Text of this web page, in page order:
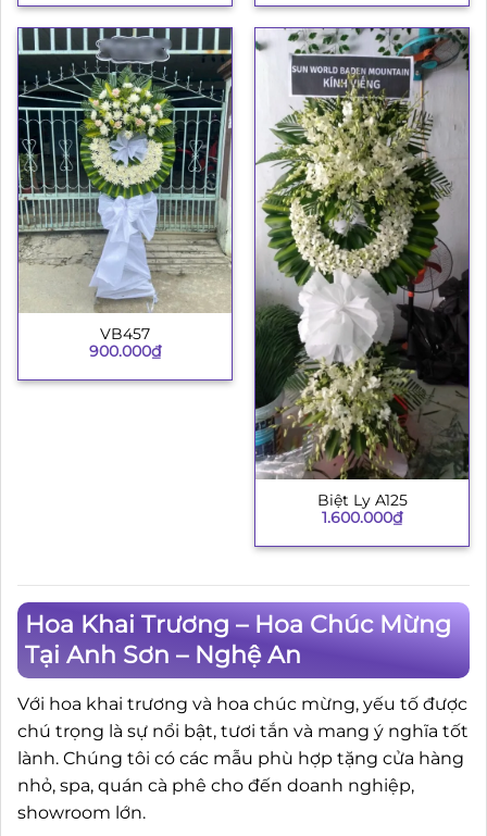
VB457
900.000₫
Biệt Ly A125
1.600.000₫
Hoa Khai Trương – Hoa Chúc Mừng
Tại Anh Sơn – Nghệ An
Với hoa khai trương và hoa chúc mừng, yếu tố được
chú trọng là sự nổi bật, tươi tắn và mang ý nghĩa tốt
lành. Chúng tôi có các mẫu phù hợp tặng cửa hàng
nhỏ, spa, quán cà phê cho đến doanh nghiệp,
showroom lớn.